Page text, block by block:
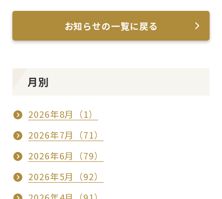
お知らせの一覧に戻る
月別
2026年8月（1）
2026年7月（71）
2026年6月（79）
2026年5月（92）